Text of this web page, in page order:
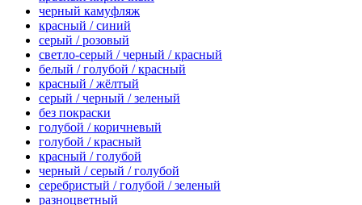
черный камуфляж
красный / синий
серый / розовый
светло-серый / черный / красный
белый / голубой / красный
красный / жёлтый
серый / черный / зеленый
без покраски
голубой / коричневый
голубой / красный
красный / голубой
черный / серый / голубой
серебристый / голубой / зеленый
разноцветный